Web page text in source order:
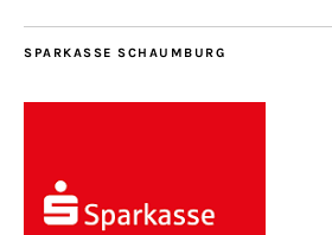
SPARKASSE SCHAUMBURG